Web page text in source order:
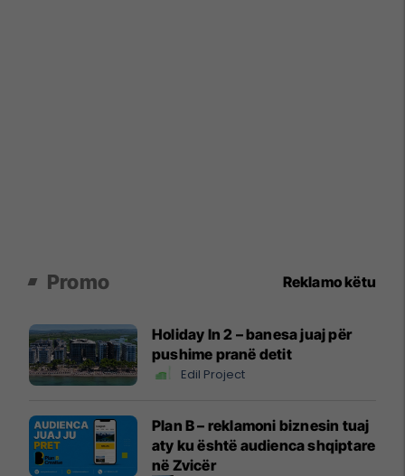
Promo Reklamo këtu
Holiday In 2 – banesa juaj për
pushime pranë detit
Edil Project
Plan B – reklamoni biznesin tuaj
aty ku është audienca shqiptare
në Zvicër